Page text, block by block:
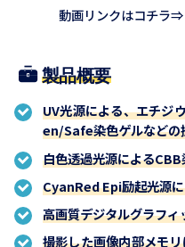
動画リンクはコチラ
製品概要
UV光源による、エチジ
en/Safe染色ゲルなどの
白色透過光源による
CyanRed Epi励起光源
高画質デジタルグラフ
撮影した画像内部メモ